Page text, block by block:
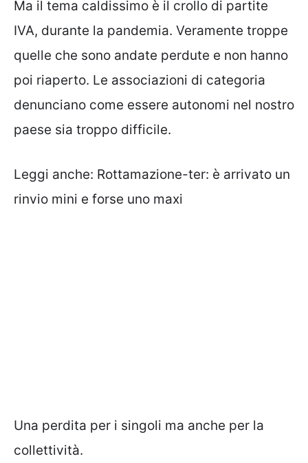
Ma il tema caldissimo è il crollo di partite
IVA, durante la pandemia. Veramente troppe
quelle che sono andate perdute e non hanno
poi riaperto. Le associazioni di categoria
denunciano come essere autonomi nel nostro
paese sia troppo difficile.
Leggi anche: Rottamazione-ter: è arrivato un
rinvio mini e forse uno maxi
Una perdita per i singoli ma anche per la
collettività.